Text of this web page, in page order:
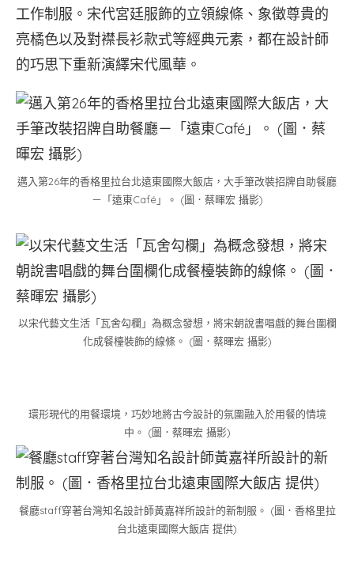
工作制服。宋代宮廷服飾的立領線條、象徵尊貴的
亮橘色以及對襟長衫款式等經典元素，都在設計師
的巧思下重新演繹宋代風華。
邁入第26年的香格里拉台北遠東國際大飯店，大手筆改裝招牌自助餐廳
－「遠東Café」。 (圖．蔡暉宏 攝影)
以宋代藝文生活「瓦舍勾欄」為概念發想，將宋朝說書唱戲的舞台圍欄
化成餐檯裝飾的線條。 (圖．蔡暉宏 攝影)
環形現代的用餐環境，巧妙地將古今設計的氛圍融入於用餐的情境
中。 (圖．蔡暉宏 攝影)
餐廳staff穿著台灣知名設計師黃嘉祥所設計的新制服。 (圖．香格里拉
台北遠東國際大飯店 提供)